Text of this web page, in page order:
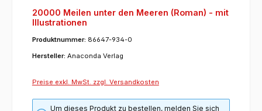
20000 Meilen unter den Meeren (Roman) - mit
Illustrationen
Produktnummer: 86647-934-0
Hersteller: Anaconda Verlag
Preise exkl. MwSt. zzgl. Versandkosten
Um dieses Produkt zu bestellen, melden Sie sich